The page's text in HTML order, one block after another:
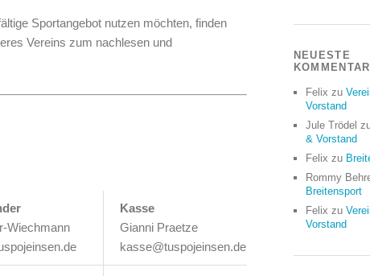
Sportangebot nutzen möchten, finden
Vereins zum nachlesen und
Wiechmann
Kasse
Gianni Praetze
kasse@tuspojeinsen.de
NEUESTE
Felix zu
Vorstand
Jule Trödel
& Vorstand
Felix zu
Rommy
Breitensport
Felix zu
Vorstand